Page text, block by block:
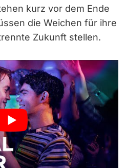
kurz vor dem Ende
die Weichen für ihre
Zukunft stellen.